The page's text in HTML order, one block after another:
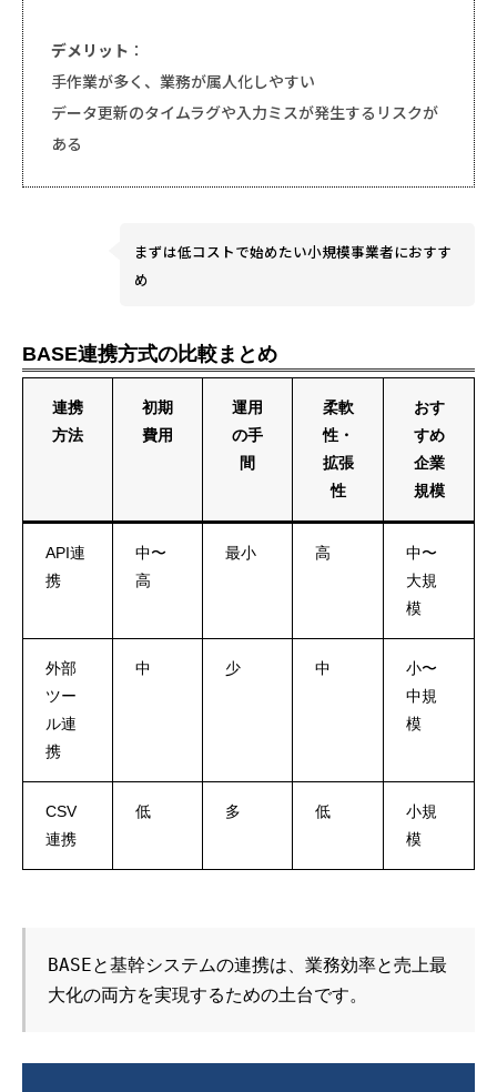
デメリット ：
手作業が多く、業務が属人化しやすい
データ更新のタイムラグや入力ミスが発生するリスクが
ある
まずは低コストで始めたい小規模事業者におすす
め
BASE連携方式の比較まとめ
連携
方法
初期
費用
運用
の手
間
柔軟
性・
拡張
性
おす
すめ
企業
規模
API連
携
中〜
高
最小 高
中〜
大規
模
外部
ツー
ル連
携
中 少 中
小〜
中規
模
CSV
連携
低 多 低
小規
模
BASEと基幹システムの連携は、業務効率と売上最
大化の両方を実現するための土台です。